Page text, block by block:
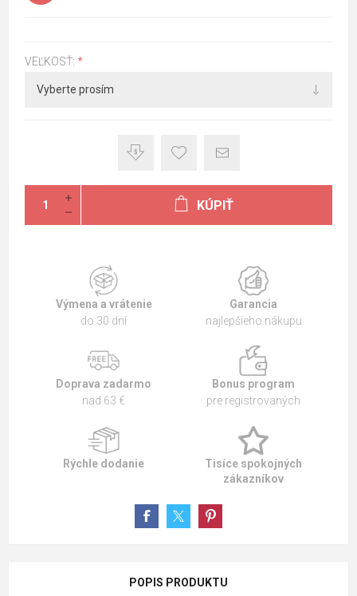
VEĽKOSŤ: *
KÚPIŤ
Výmena a vrátenie
do 30 dní
Garancia
najlepšieho nákupu
Doprava zadarmo
nad 63 €
Bonus program
pre registrovaných
Rýchle dodanie
Tisíce spokojných
zákazníkov
POPIS PRODUKTU